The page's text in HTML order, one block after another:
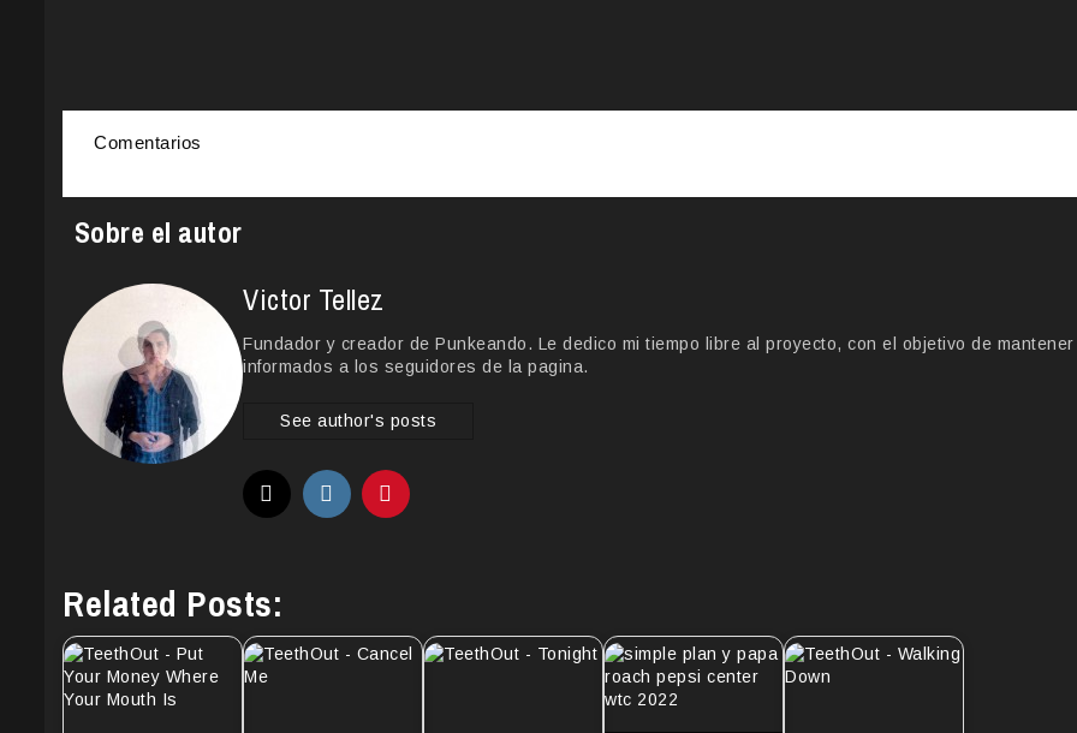
Comentarios
Sobre el autor
Victor Tellez
Fundador y creador de Punkeando. Le dedico mi tiempo libre al proyecto, con el objetivo de mantener
informados a los seguidores de la pagina.
See author's posts
Related Posts: